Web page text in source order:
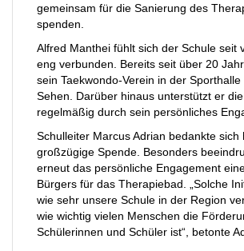
gemeinsam für die Sanierung des
spenden.
Alfred Manthei fühlt sich der Schule seit
eng verbunden. Bereits seit über 20
sein Taekwondo-Verein in der Sporthalle
Sehen. Darüber hinaus unterstützt er
regelmäßig durch sein persönliches
Schulleiter Marcus Adrian bedankte sich
großzügige Spende. Besonders
erneut das persönliche Engagement
Bürgers für das Therapiebad. „Solche
wie sehr unsere Schule in der Region
wie wichtig vielen Menschen die
Schülerinnen und Schüler ist“, betonte